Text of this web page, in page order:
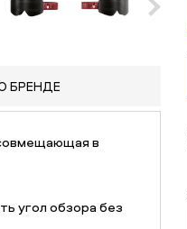
БРЕНДЕ
в
угол обзора без